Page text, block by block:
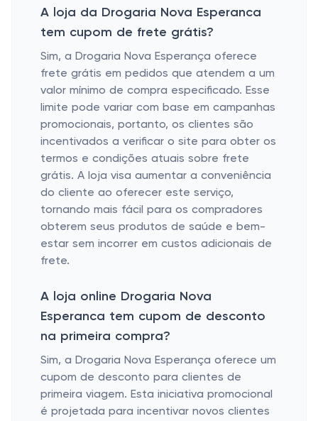
A loja da Drogaria Nova Esperanca
tem cupom de frete grátis?
Sim, a Drogaria Nova Esperança oferece
frete grátis em pedidos que atendem a um
valor mínimo de compra especificado. Esse
limite pode variar com base em campanhas
promocionais, portanto, os clientes são
incentivados a verificar o site para obter os
termos e condições atuais sobre frete
grátis. A loja visa aumentar a conveniência
do cliente ao oferecer este serviço,
tornando mais fácil para os compradores
obterem seus produtos de saúde e bem-
estar sem incorrer em custos adicionais de
frete.
A loja online Drogaria Nova
Esperanca tem cupom de desconto
na primeira compra?
Sim, a Drogaria Nova Esperança oferece um
cupom de desconto para clientes de
primeira viagem. Esta iniciativa promocional
é projetada para incentivar novos clientes